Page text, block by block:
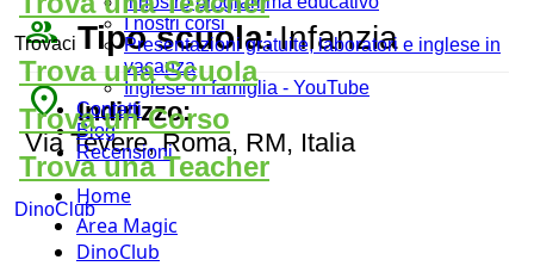
I nostri corsi
Presentazioni gratuite, laboratori e inglese in
vacanza
Inglese in famiglia - YouTube
Contatti
Blog
Recensioni
Home
Area Magic
DinoClub
Trovaci
Trova una Scuola
Trova un Corso
Trova una Teacher
DinoClub
people_outline Tipo scuola:Infanzia
place Indirizzo:
Via Tevere, Roma, RM, Italia